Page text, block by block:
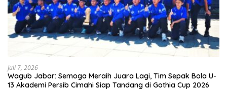
Juli 7, 2026
Wagub Jabar: Semoga Meraih Juara Lagi, Tim Sepak Bola U-
13 Akademi Persib Cimahi Siap Tandang di Gothia Cup 2026